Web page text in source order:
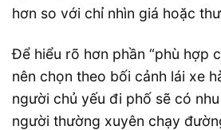
hơn so với chỉ nhìn giá hoặc
Để hiểu rõ hơn phần “phù hợp
nên chọn theo bối cảnh lái xe
người chủ yếu đi phố sẽ có
người thường xuyên chạy